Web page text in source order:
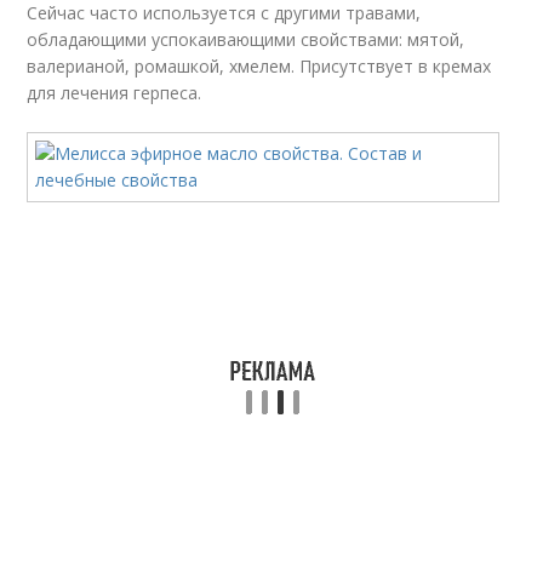
Сейчас часто используется с другими травами,
обладающими успокаивающими свойствами: мятой,
валерианой, ромашкой, хмелем. Присутствует в кремах
для лечения герпеса.